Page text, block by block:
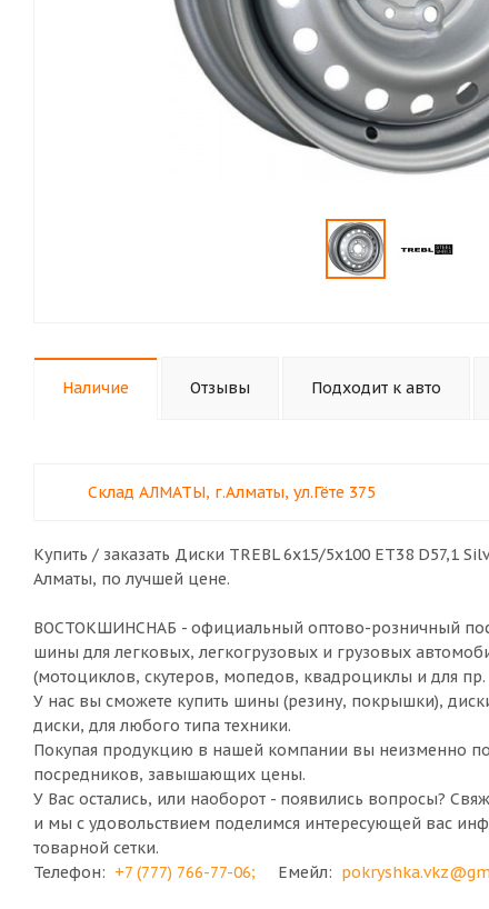
Наличие Отзывы Подходит к авто
Склад АЛМАТЫ, г.Алматы, ул.Гёте 375
Купить / заказать Диски TREBL 6х15/5х100 ЕТ38 D57,1
Алматы, по лучшей цене.
ВОСТОКШИНСНАБ - официальный оптово-розничный
шины для легковых, легкогрузовых и грузовых
(мотоциклов, скутеров, мопедов, квадроциклы и для пр.
У нас вы сможете купить шины (резину, покрышки),
диски, для любого типа техники.
Покупая продукцию в нашей компании вы неизменно
посредников, завышающих цены.
У Вас остались, или наоборот - появились вопросы?
и мы с удовольствием поделимся интересующей вас
товарной сетки.
Телефон: +7 (777) 766-77-06; Емейл: